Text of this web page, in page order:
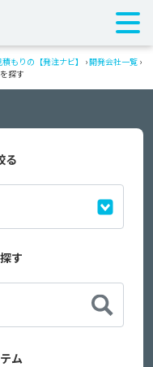
もりの【発注ナビ】 ›開発会社一覧 ›
探す
る
す
ム